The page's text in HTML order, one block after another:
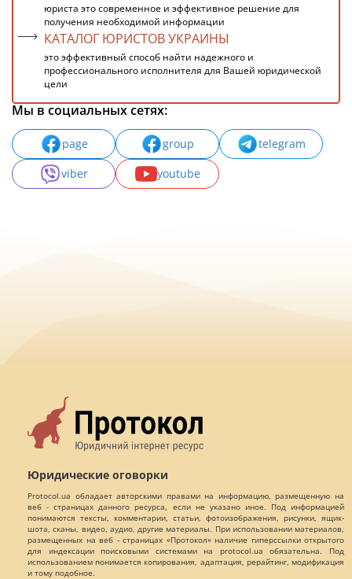
юриста это современное и эффективное решение для
получения необходимой информации
КАТАЛОГ ЮРИСТОВ УКРАИНЫ
это эффективный способ найти надежного и
профессионального исполнителя для Вашей юридической
цели
Мы в социальных сетях:
page group
telegram
viber
youtube
Юридические оговорки
Protocol.ua обладает авторскими правами на информацию, размещенную на
веб - страницах данного ресурса, если не указано иное. Под информацией
понимаются тексты, комментарии, статьи, фотоизображения, рисунки, ящик-
шота, сканы, видео, аудио, другие материалы. При использовании материалов,
размещенных на веб - страницах «Протокол» наличие гиперссылки открытого
для индексации поисковыми системами на protocol.ua обязательна. Под
использованием понимается копирования, адаптация, рерайтинг, модификация
и тому подобное.